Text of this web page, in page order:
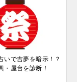
いで吉夢を暗示！？
・屋台を診断！